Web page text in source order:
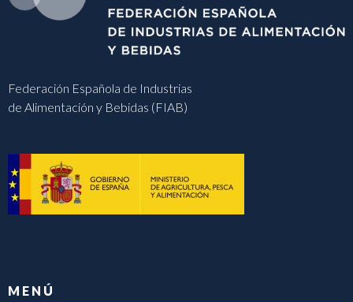
Federación Española de Industrias
de Alimentación y Bebidas (FIAB)
MENÚ